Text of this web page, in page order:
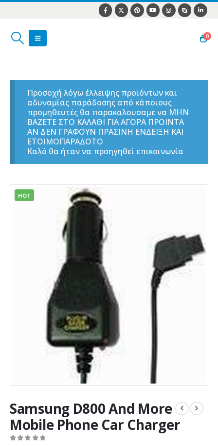
0
Προσοχή λόγω έλλειψης προϊόντων και
αδυναμίας παράδοσης από κάποιους
προμηθευτές θα παρακαλουσαμε να ΜΗΝ
ΒΑΖΕΤΕ ΣΤΟ ΚΑΛΑΘΙ ΓΙΑ ΑΓΟΡΑ ΠΡΟΙΝΤΑ
ΑΝ ΔΕΝ ΓΡΑΦΟΥΝ ΠΡΑΣΙΝΗ ΕΝΔΕΙΞΗ ΚΑΙ
ΕΤΟΙΜΟΠΑΡΑΔΟΤΟ
Καλό θα ήταν να προηγηθεί επικοινωνία
HOT
Samsung D800 And More
Mobile Phone Car Charger